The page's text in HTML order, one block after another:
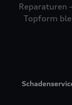
Reparaturen
Topform